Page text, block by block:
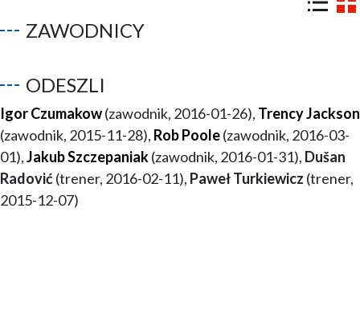
ZAWODNICY
ODESZLI
Igor Czumakow(zawodnik, 2016-01-26), Trency Jackson
(zawodnik, 2015-11-28), Rob Poole(zawodnik, 2016-03-
01),Jakub Szczepaniak(zawodnik, 2016-01-31), Dušan
Radović(trener, 2016-02-11), Paweł Turkiewicz (trener,
2015-12-07)